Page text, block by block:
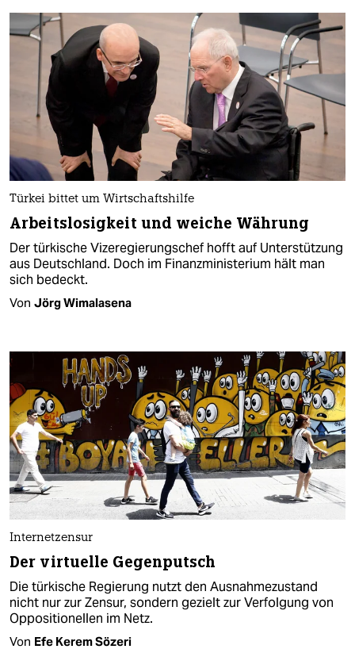
Türkei bittet um Wirtschaftshilfe
Arbeitslosigkeit und weiche Währung
Der türkische Vizeregierungschef hofft auf Unterstützung
aus Deutschland. Doch im Finanzministerium hält man
sich bedeckt.
Von Jörg Wimalasena
Internetzensur
Der virtuelle Gegenputsch
Die türkische Regierung nutzt den Ausnahmezustand
nicht nur zur Zensur, sondern gezielt zur Verfolgung von
Oppositionellen im Netz.
Von Efe Kerem Sözeri